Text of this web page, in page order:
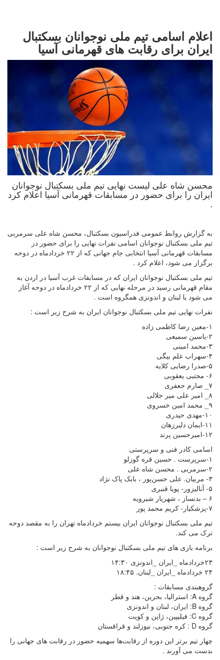
اعلام اسامی تیم ملی نوجوانان بسکتبال
ایران برای رقابت های قهرمانی آسیا
محسن شاه علی لیست نهایی تیم ملی بسکتبال نوجوانان
ایران را برای حضور در مسابقات قهرمانی آسیا اعلام کرد
.
به گزارش روابط عمومی فدراسیون بسکتبال، محسن شاه علی سرمربی
تیم ملی بسکتبال نوجوانان اسامی نفرات نهایی را برای حضور در
مسابقات قهرمانی آسیا انتخابی جام جهانی که از ۲۲ خردادماه در دوحه
برگزار می شود، اعلام کرد .
تیم ملی بسکتبال نوجوانان ایران که در مسابقات غرب آسیا در اردن به
مقام قهرمانی رسید در مرحله نهایی که از ۲۲ خردادماه در دوحه آغاز
می شود با لبنان و اندونزی همگروه است .
نفرات نهایی تیم ملی بسکتبال نوجوانان ایران به شرح زیر است :
۱-معین رضا کاظمی زاده
۲-یاسین سمیعی
۳-محمد امینی
۴-سهراب علم بیگی
۵-صدرا رضایی کلایه
۶- مجتبی یعقوبی
۷_ صارم جعفری
۸_ امیر علی میر جلالی
۹_ محمد امین خسروی
۱۰-مهدی حیدری
۱۱-ایمان دلیرزهان
۱۲-امیرحسین پرند
اسامی کادر فنی و سرپرستی
۱-سرپرست . حسین قره گوزلو
۲-سرمربی . محسن شاه علی
۳- مربیان. علی حسن‌پور ، بابک پاک نژاد
۵- آنالیزور- پویا قنبری
۶ – بدنساز ، شهریار شیرویه
۷-پزشکیار- کریم محمد پور
تیم ملی بسکتبال نوجوانان ایران بیستم خردادماه تهران را به مقصد دوحه
ترک می کند.
برنامه بازی های تیم ملی بسکتبال نوجوانان به شرح زیر است :
۲۳خردادماه _ایران _اندونزی ۱۴:۳۰
۲۴ خردادماه _ایران _لبنان. ۱۸:۴۵
گروهبندی مسابقات :
گروه A: استرالیا، بحرین، هند و قطر
گروه B: ایران، لبنان و اندونزی
گروه C: فیلیپین، ژاپن و کویت
گروه D : کره جنوبی، نیوزلند و قراقستان
چهار تیم برتر این دوره از رقابت‌ها سهمیه حضور در رقابت های جهانی را
بدست می آورند .